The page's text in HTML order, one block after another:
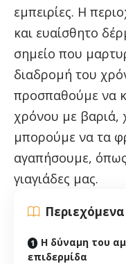
εμπειρίες. Η
και ευαίσθητο
σημείο που
διαδρομή του
προσπαθούμε να
χρόνου με βαριά,
μπορούμε να τα
αγαπήσουμε,
γιαγιάδες μας.
Περιεχόμενα
Η δύναμη του
επιδερμίδα